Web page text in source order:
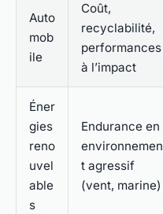
Auto
mob
ile
Coût,
recyclabilité,
performances
à l’impact
Éner
gies
reno
uvel
able
s
Endurance en
environnemen
t agressif
(vent, marine)